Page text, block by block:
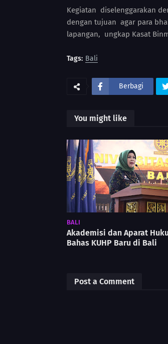
Kegiatan diselenggarakan
dengan tujuan agar para
lapangan, ungkap Kasat
Tags: Bali
Berbagi
You might like
BALI
Akademisi dan Aparat
Bahas KUHP Baru di Bali
Post a Comment